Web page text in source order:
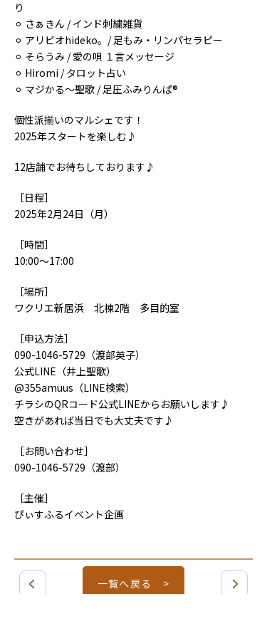
り
⚪︎ さぁきん / インド刺繍雑貨
⚪︎ アリビオhideko。/ 足もみ・リンパセラピー
⚪︎ そらうみ / 愛の唄 １言メッセージ
⚪︎ Hiromi / タロット占い
⚪︎ マジかる～聖歌 / 足圧ふみりんぱ®
個性派揃いのマルシェです！
2025年スタートを楽しむ♪
12店舗でお待ちしております♪
［日程］
2025年2月24日（月）
［時間］
10:00～17:00
［場所］
ワクリエ新居浜 北棟2階 多目的室
［申込方法］
090-1046-5729（渡部英子）
公式LINE（井上聖歌）
@355amuus（LINE検索）
チラシのQRコード公式LINEからお願いします♪
空きがあれば当日でも大丈夫です♪
［お問い合わせ］
090-1046-5729（渡部）
［主催］
ぴぃすふるイベント企画
一覧へ戻る >